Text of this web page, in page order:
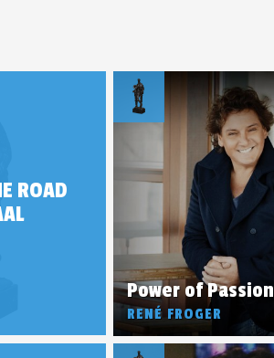
ROAD
Power of Passion
RENÉ FROGER